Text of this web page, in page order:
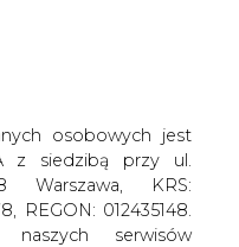
A A
SIĘ
osobowych jest
z siedzibą przy ul.
Warszawa, KRS:
REGON: 012435148.
serwisów